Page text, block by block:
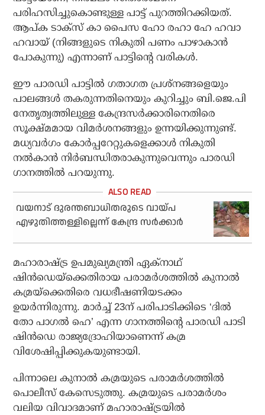
പരിഹസിച്ചുകൊണ്ടുള്ള പാട്ട് പുറത്തിറക്കിയത്.
ആപ്ക ടാക്‌സ് കാ പൈസ ഹോ രഹാ ഹേ ഹവാ
ഹവായ് (നിങ്ങളുടെ നികുതി പണം പാഴാകാന്‍
പോകുന്നു) എന്നാണ് പാട്ടിന്റെ വരികള്‍.
ഈ പാരഡി പാട്ടില്‍ ഗതാഗത പ്രശ്‌നങ്ങളെയും
പാലങ്ങള്‍ തകരുന്നതിനെയും കുറിച്ചും ബി.ജെ.പി
നേതൃത്വത്തിലുള്ള കേന്ദ്രസര്‍ക്കാരിനെതിരെ
സൂക്ഷ്മമായ വിമര്‍ശനങ്ങളും ഉന്നയിക്കുന്നുണ്ട്.
മധ്യവര്‍ഗം കോര്‍പ്പറേറ്റുകളെക്കാള്‍ നികുതി
നല്‍കാന്‍ നിര്‍ബന്ധിതരാകുന്നുവെന്നും പാരഡി
ഗാനത്തില്‍ പറയുന്നു.
വയനാട് ദുരന്തബാധിതരുടെ വായ്പ
എഴുതിത്തള്ളില്ലെന്ന് കേന്ദ്ര സര്‍ക്കാര്‍
മഹാരാഷ്ട്ര ഉപമുഖ്യമന്ത്രി ഏക്‌നാഥ്
ഷിന്‍ഡെയ്ക്കെതിരായ പരാമര്‍ശത്തില്‍ കുനാല്‍
കമ്രയ്ക്കെതിരെ വധഭീഷണിയടക്കം
ഉയര്‍ന്നിരുന്നു. മാര്‍ച്ച് 23ന് പരിപാടിക്കിടെ ‘ദില്‍
തോ പാഗല്‍ ഹെ’ എന്ന ഗാനത്തിന്റെ പാരഡി പാടി
ഷിന്‍ഡെ രാജ്യദ്രോഹിയാണെന്ന് കമ്ര
വിശേഷിപ്പിക്കുകയുണ്ടായി.
പിന്നാലെ കുനാല്‍ കമ്രയുടെ പരാമര്‍ശത്തില്‍
പൊലീസ് കേസെടുത്തു. കമ്രയുടെ പരാമര്‍ശം
വലിയ വിവാദമാണ് മഹാരാഷ്ട്രയില്‍